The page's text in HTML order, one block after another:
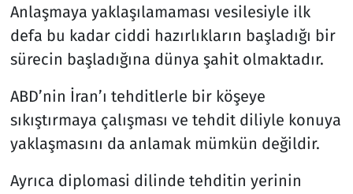
Anlaşmaya yaklaşılamaması vesilesiyle ilk
defa bu kadar ciddi hazırlıkların başladığı bir
sürecin başladığına dünya şahit olmaktadır.
ABD’nin İran’ı tehditlerle bir köşeye
sıkıştırmaya çalışması ve tehdit diliyle konuya
yaklaşmasını da anlamak mümkün değildir.
Ayrıca diplomasi dilinde tehditin yerinin